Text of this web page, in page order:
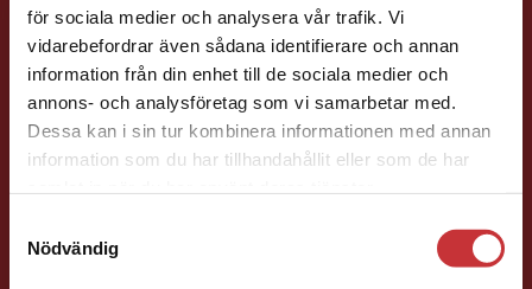
för sociala medier och analysera vår trafik. Vi
vidarebefordrar även sådana identifierare och annan
information från din enhet till de sociala medier och
annons- och analysföretag som vi samarbetar med.
Dessa kan i sin tur kombinera informationen med annan
information som du har tillhandahållit eller som de har
Nödvändig
Begränsad fraktregion
Det verkar som att du besöker
studentlitteratur.se via en enhet utanför Sverige.
Vi erbjuder inte leveranser utanför Sverige. För
att kunna slutföra ett köp måste
Henric Arfwidsson
Läromedelsutvecklare Läromedel och
lättläst
Svenska/Sva Gy